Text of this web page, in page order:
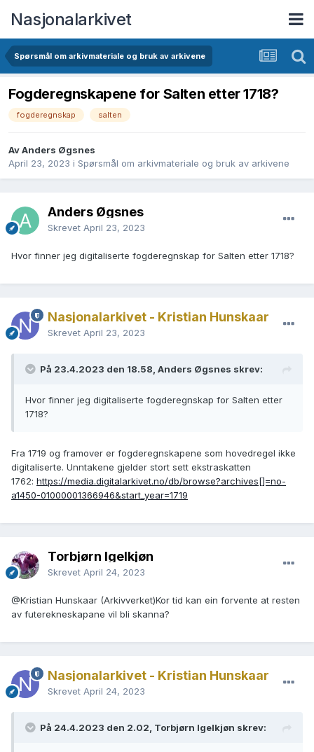
Nasjonalarkivet
Spørsmål om arkivmateriale og bruk av arkivene
Fogderegnskapene for Salten etter 1718?
fogderegnskap salten
Av Anders Øgsnes
April 23, 2023 i Spørsmål om arkivmateriale og bruk av arkivene
Anders Øgsnes
Skrevet April 23, 2023
Hvor finner jeg digitaliserte fogderegnskap for Salten etter 1718?
Nasjonalarkivet - Kristian Hunskaar
Skrevet April 23, 2023
På 23.4.2023 den 18.58, Anders Øgsnes skrev:
Hvor finner jeg digitaliserte fogderegnskap for Salten etter
1718?
Fra 1719 og framover er fogderegnskapene som hovedregel ikke
digitaliserte. Unntakene gjelder stort sett ekstraskatten
1762: https://media.digitalarkivet.no/db/browse?archives[]=no-
a1450-01000001366946&start_year=1719
Torbjørn Igelkjøn
Skrevet April 24, 2023
@Kristian Hunskaar (Arkivverket)Kor tid kan ein forvente at resten
av futerekneskapane vil bli skanna?
Nasjonalarkivet - Kristian Hunskaar
Skrevet April 24, 2023
På 24.4.2023 den 2.02, Torbjørn Igelkjøn skrev: